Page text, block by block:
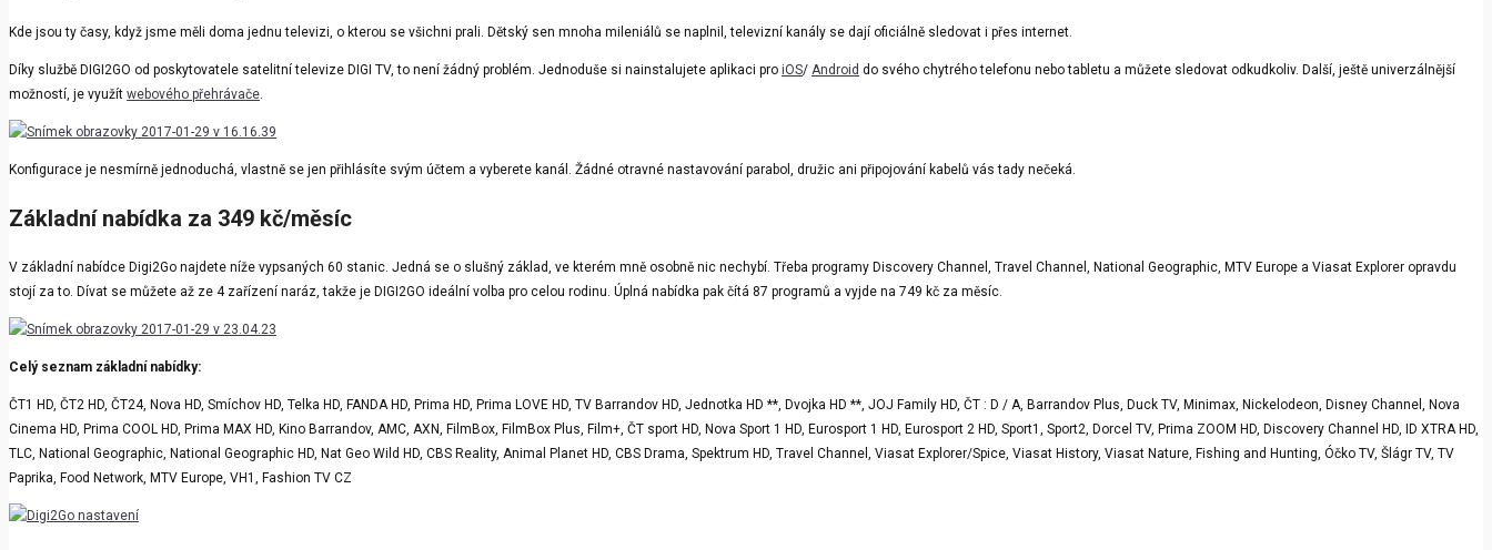
Kde jsou ty časy, když jsme měli doma jednu televizi, o kterou se všichni prali. Dětský sen mnoha mileniálů se naplnil, televizní kanály se dají oficiálně sledovat i přes internet.
Díky službě DIGI2GO od poskytovatele satelitní televize DIGI TV, to není žádný problém. Jednoduše si nainstalujete aplikaci pro iOS/ Android do svého chytrého telefonu nebo tabletu a můžete sledovat odkudkoliv. Další, ještě univerzálnější
možností, je využít webového přehrávače.
Konfigurace je nesmírně jednoduchá, vlastně se jen přihlásíte svým účtem a vyberete kanál. Žádné otravné nastavování parabol, družic ani připojování kabelů vás tady nečeká.
Základní nabídka za 349 kč/měsíc
V základní nabídce Digi2Go najdete níže vypsaných 60 stanic. Jedná se o slušný základ, ve kterém mně osobně nic nechybí. Třeba programy Discovery Channel, Travel Channel, National Geographic, MTV Europe a Viasat Explorer opravdu
stojí za to. Dívat se můžete až ze 4 zařízení naráz, takže je DIGI2GO ideální volba pro celou rodinu. Úplná nabídka pak čítá 87 programů a vyjde na 749 kč za měsíc.
Celý seznam základní nabídky:
ČT1 HD, ČT2 HD, ČT24, Nova HD, Smíchov HD, Telka HD, FANDA HD, Prima HD, Prima LOVE HD, TV Barrandov HD, Jednotka HD **, Dvojka HD **, JOJ Family HD, ČT : D / A, Barrandov Plus, Duck TV, Minimax, Nickelodeon, Disney Channel, Nova
Cinema HD, Prima COOL HD, Prima MAX HD, Kino Barrandov, AMC, AXN, FilmBox, FilmBox Plus, Film+, ČT sport HD, Nova Sport 1 HD, Eurosport 1 HD, Eurosport 2 HD, Sport1, Sport2, Dorcel TV, Prima ZOOM HD, Discovery Channel HD, ID XTRA HD,
TLC, National Geographic, National Geographic HD, Nat Geo Wild HD, CBS Reality, Animal Planet HD, CBS Drama, Spektrum HD, Travel Channel, Viasat Explorer/Spice, Viasat History, Viasat Nature, Fishing and Hunting, Óčko TV, Šlágr TV, TV
Paprika, Food Network, MTV Europe, VH1, Fashion TV CZ